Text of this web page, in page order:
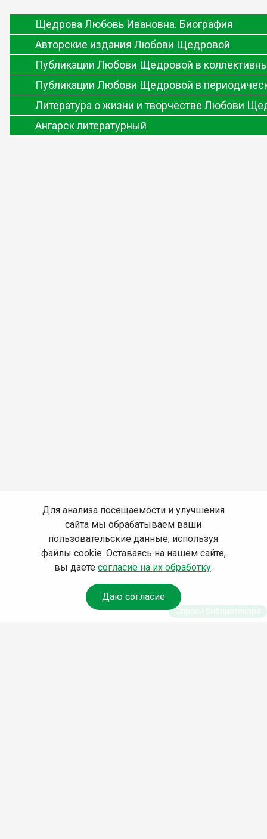
Щедрова Любовь Ивановна. Биография
Авторские издания Любови Щедровой
Публикации Любови Щедровой в
Публикации Любови Щедровой в
Литература о жизни и творчестве Любови
Ангарск литературный
Для анализа посещаемости и улучшения
сайта мы обрабатываем ваши
пользовательские данные, используя
файлы cookie. Оставаясь на нашем сайте,
вы даете согласие на их обработку.
Даю согласие
Спроси библиотекаря